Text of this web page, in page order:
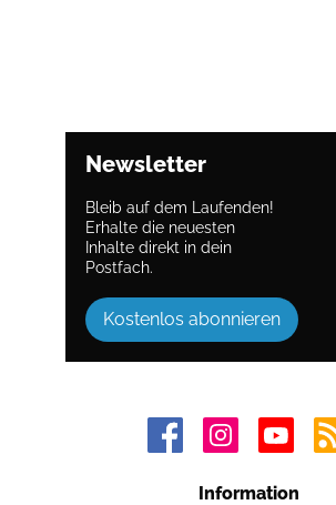
Newsletter
Bleib auf dem Laufenden!
Erhalte die neuesten
Inhalte direkt in dein
Postfach.
Kostenlos abonnieren
Information